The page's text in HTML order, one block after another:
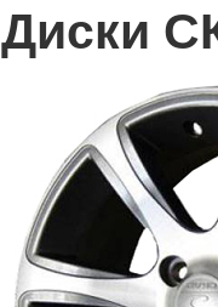
Диски